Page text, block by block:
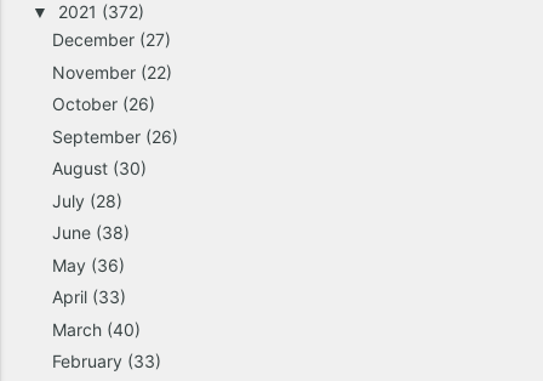
▼ 2021 (372)
December (27)
November (22)
October (26)
September (26)
August (30)
July (28)
June (38)
May (36)
April (33)
March (40)
February (33)